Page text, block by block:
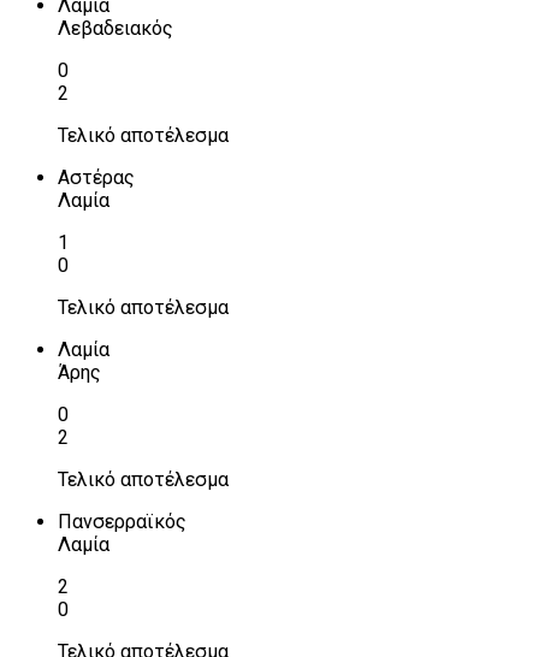
Λαμία
Λεβαδειακός
0
2
Τελικό αποτέλεσμα
Αστέρας
Λαμία
1
0
Τελικό αποτέλεσμα
Λαμία
Άρης
0
2
Τελικό αποτέλεσμα
Πανσερραϊκός
Λαμία
2
0
Τελικό αποτέλεσμα